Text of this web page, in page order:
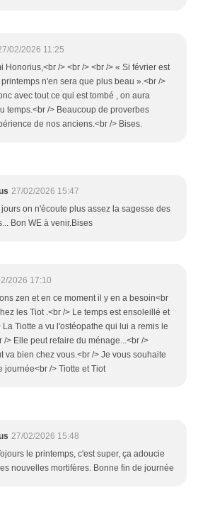
02/2026 11:25
Honorius,<br /> <br /> <br /> « Si février est
n'en sera que plus beau ».<br />
avec tout ce qui est tombé , on aura
temps.<br /> Beaucoup de proverbes
de nos anciens.<br /> Bises.
27/02/2026 15:47
jours on n'écoute plus assez la sagesse des
Bon WE à venir.Bises
2026 17:10
zen et en ce moment il y en a besoin<br
les Tiot .<br /> Le temps est ensoleillé et
La Tiotte a vu l'ostéopathe qui lui a remis le
/> Elle peut refaire du ménage...<br />
va bien chez vous.<br /> Je vous souhaite
journée<br /> Tiotte et Tiot
27/02/2026 15:48
le printemps, c'est super, ça adoucie
nouvelles mortifères. Bonne fin de journée